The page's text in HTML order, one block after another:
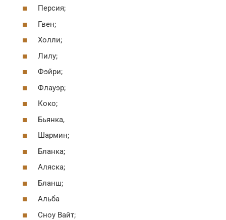
Персия;
Гвен;
Холли;
Лилу;
Фэйри;
Флауэр;
Коко;
Бьянка,
Шармин;
Бланка;
Аляска;
Бланш;
Альба
Сноу Вайт;